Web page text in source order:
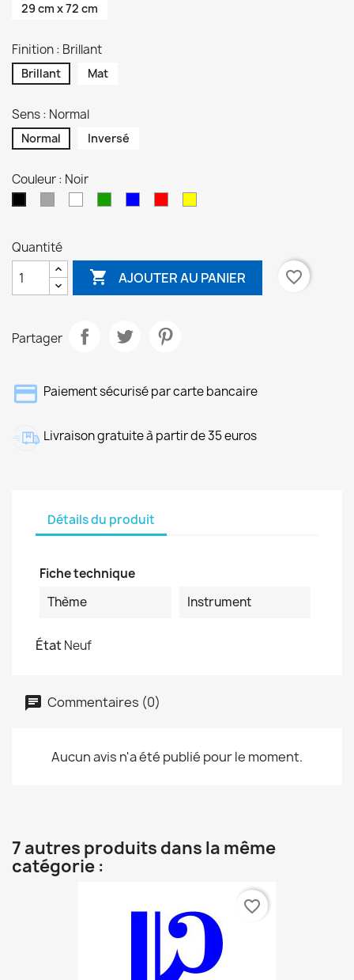
29 cm x 72 cm
Finition : Brillant
Brillant Mat
Sens : Normal
Normal Inversé
Couleur : Noir
Quantité
 AJOUTER AU PANIER favorite_border
Partager
Paiement sécurisé par carte bancaire
Livraison gratuite à partir de 35 euros
Détails du produit
Fiche technique
Thème
Instrument
ÉtatNeuf
Commentaires (0)
Aucun avis n'a été publié pour le moment.
7 autres produits dans la même
catégorie :
favorite_border